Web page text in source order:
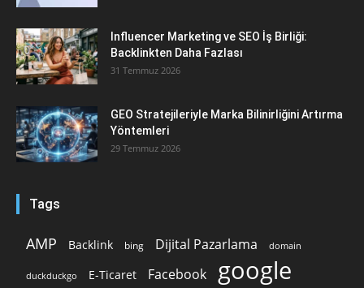
Influencer Marketing ve SEO İş Birliği:
Backlinkten Daha Fazlası
31 Temmuz 2026
GEO Stratejileriyle Marka Bilinirliğini Artırma
Yöntemleri
29 Temmuz 2026
Tags
AMP Backlink bing Dijital Pazarlama domain
duckduckgo E-Ticaret Facebook google